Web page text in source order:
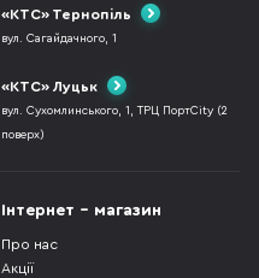
«КТС» Тернопіль
вул. Сагайдачного, 1
«КТС» Луцьк
вул. Сухомлинського, 1, ТРЦ ПортCity (2
поверх)
Інтернет - магазин
Про нас
Акції